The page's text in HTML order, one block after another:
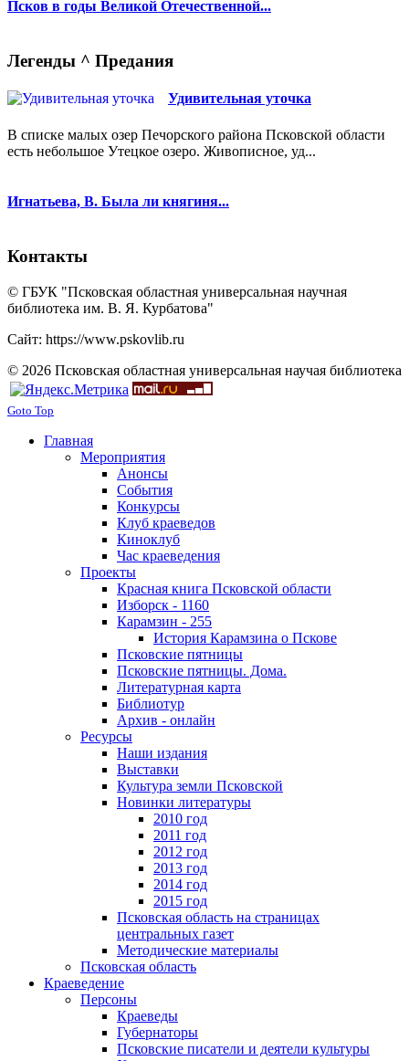
Псков в годы Великой Отечественной...
Легенды ^ Предания
Удивительная уточка
В списке малых озер Печорского района Псковской области
есть небольшое Утецкое озеро. Живописное, уд...
Игнатьева, В. Была ли княгиня...
Контакты
© ГБУК "Псковская областная универсальная научная
библиотека им. В. Я. Курбатова"
Сайт: https://www.pskovlib.ru
© 2026 Псковская областная универсальная научая библиотека
Goto Top
Главная
Мероприятия
Анонсы
События
Конкурсы
Клуб краеведов
Киноклуб
Час краеведения
Проекты
Красная книга Псковской области
Изборск - 1160
Карамзин - 255
История Карамзина о Пскове
Псковские пятницы
Псковские пятницы. Дома.
Литературная карта
Библиотур
Архив - онлайн
Ресурсы
Наши издания
Выставки
Культура земли Псковской
Новинки литературы
2010 год
2011 год
2012 год
2013 год
2014 год
2015 год
Псковская область на страницах
центральных газет
Методические материалы
Псковская область
Краеведение
Персоны
Краеведы
Губернаторы
Псковские писатели и деятели культуры